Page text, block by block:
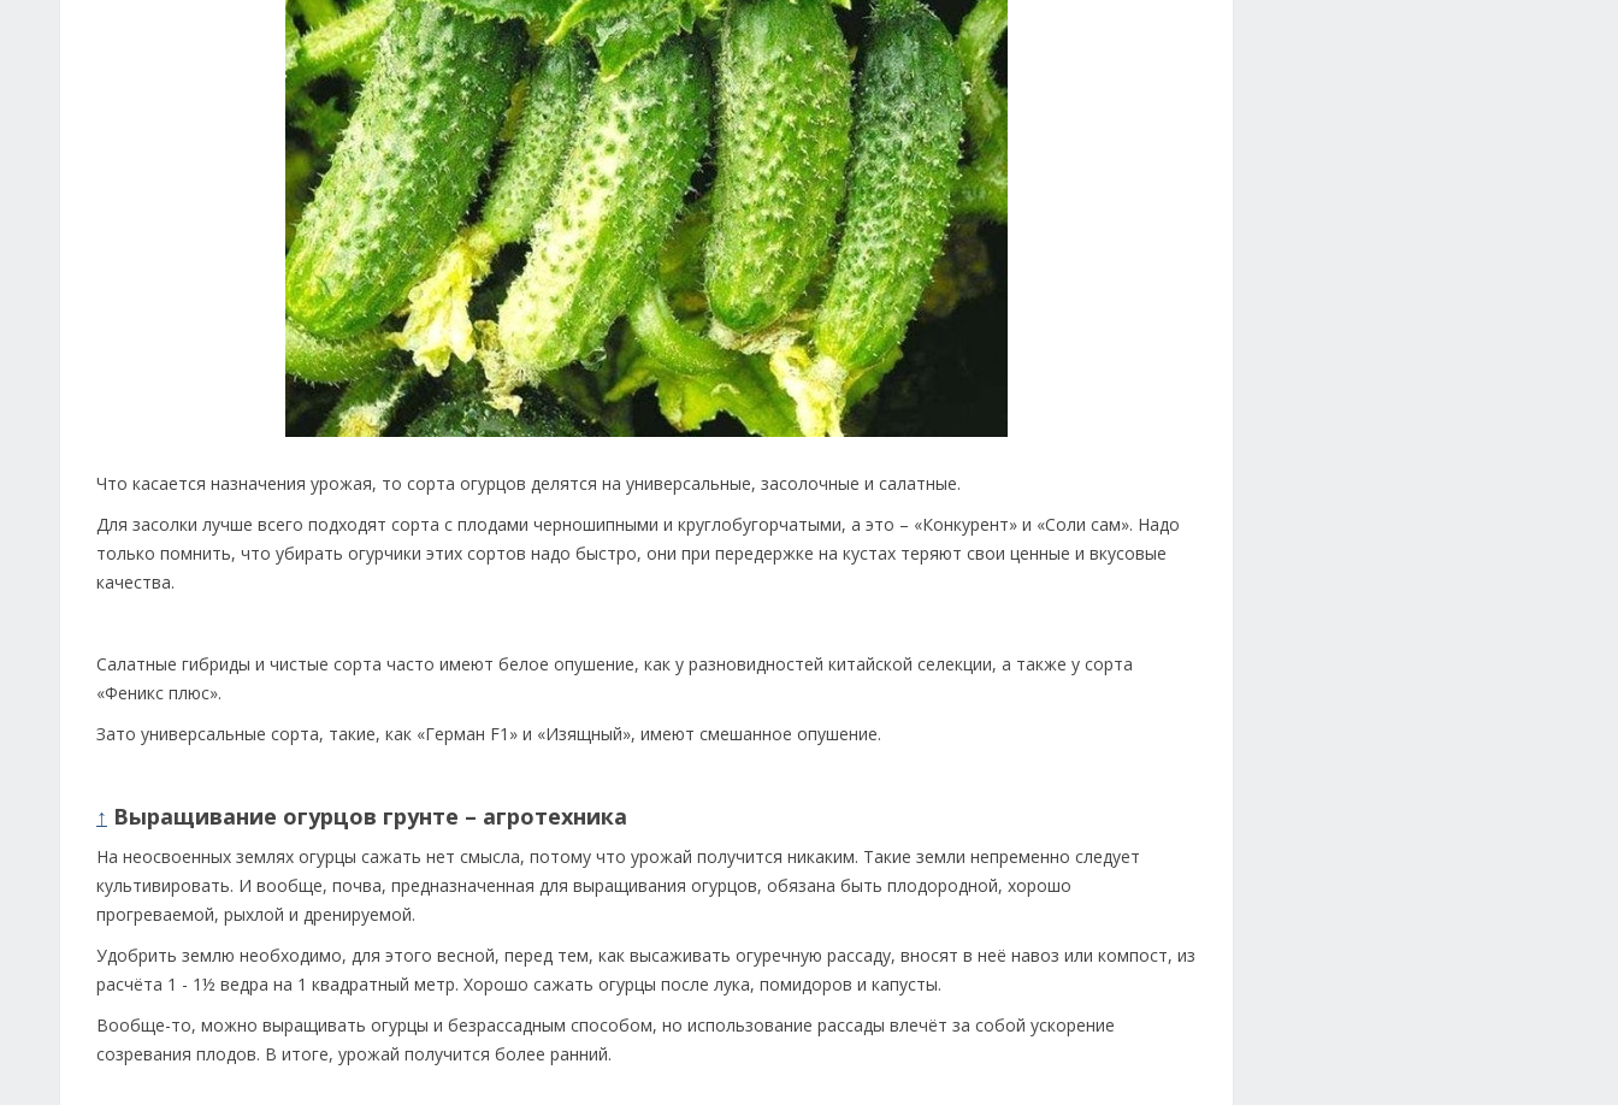
Что касается назначения урожая, то сорта огурцов делятся на универсальные, засолочные и салатные.
Для засолки лучше всего подходят сорта с плодами черношипными и круглобугорчатыми, а это – «Конкурент» и «Соли сам». Надо
только помнить, что убирать огурчики этих сортов надо быстро, они при передержке на кустах теряют свои ценные и вкусовые
качества.
Салатные гибриды и чистые сорта часто имеют белое опушение, как у разновидностей китайской селекции, а также у сорта
«Феникс плюс».
Зато универсальные сорта, такие, как «Герман F1» и «Изящный», имеют смешанное опушение.
↑ Выращивание огурцов грунте – агротехника
На неосвоенных землях огурцы сажать нет смысла, потому что урожай получится никаким. Такие земли непременно следует
культивировать. И вообще, почва, предназначенная для выращивания огурцов, обязана быть плодородной, хорошо
прогреваемой, рыхлой и дренируемой.
Удобрить землю необходимо, для этого весной, перед тем, как высаживать огуречную рассаду, вносят в неё навоз или компост, из
расчёта 1 - 1½ ведра на 1 квадратный метр. Хорошо сажать огурцы после лука, помидоров и капусты.
Вообще-то, можно выращивать огурцы и безрассадным способом, но использование рассады влечёт за собой ускорение
созревания плодов. В итоге, урожай получится более ранний.